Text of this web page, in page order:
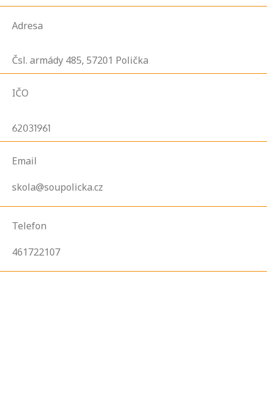
Adresa
Čsl. armády 485, 57201 Polička
IČO
62031961
Email
skola@soupolicka.cz
Telefon
461722107